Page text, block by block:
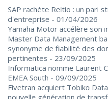
SAP rachète Reltio : un pari
d'entreprise - 01/04/2026
Yamaha Motor accélère son
Master Data Management
synonyme de fiabilité des
pertinentes - 23/09/2025
Informatica nomme Laurent
EMEA South - 09/09/2025
Fivetran acquiert Tobiko
nouvelle génération de